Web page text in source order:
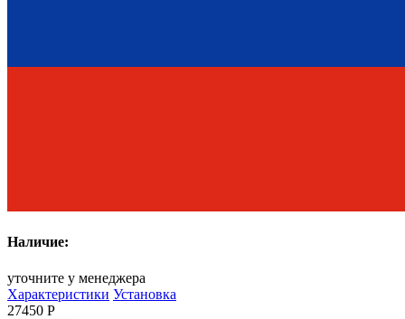
Наличие:
уточните у менеджера
Характеристики Установка
27450 Р